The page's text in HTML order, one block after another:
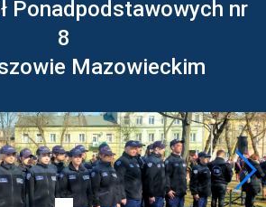
Ponadpodstawowych nr
8
Mazowieckim